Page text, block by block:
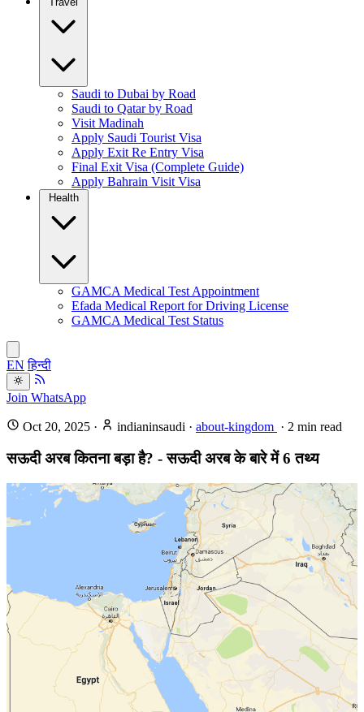
Saudi to Dubai by Road
Saudi to Qatar by Road
Visit Madinah
Apply Saudi Tourist Visa
Apply Exit Re Entry Visa
Final Exit Visa (Complete Guide)
Apply Bahrain Visit Visa
GAMCA Medical Test Appointment
Efada Medical Report for Driving License
GAMCA Medical Test Status
EN हिन्दी
Join WhatsApp
Oct 20, 2025 · indianinsaudi · about-kingdom · 2 min read
सऊदी अरब कितना बड़ा है? - सऊदी अरब के बारे में 6 तथ्य